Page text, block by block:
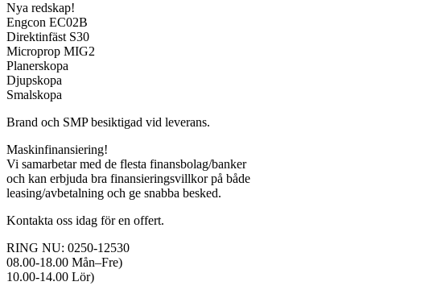
Nya redskap!
Engcon EC02B
Direktinfäst S30
Microprop MIG2
Planerskopa
Djupskopa
Smalskopa
Brand och SMP besiktigad vid leverans.
Maskinfinansiering!
Vi samarbetar med de flesta finansbolag/banker
och kan erbjuda bra finansieringsvillkor på både
leasing/avbetalning och ge snabba besked.
Kontakta oss idag för en offert.
RING NU: 0250-12530
08.00-18.00 Mån–Fre)
10.00-14.00 Lör)